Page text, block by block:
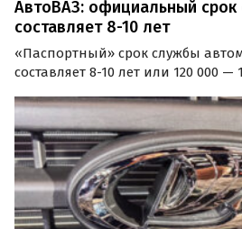
АвтоВАЗ: официальный
составляет 8-10 лет
«Паспортный» срок службы
составляет 8-10 лет или 120 000 —
этом сообщил портал
на официальный сайт